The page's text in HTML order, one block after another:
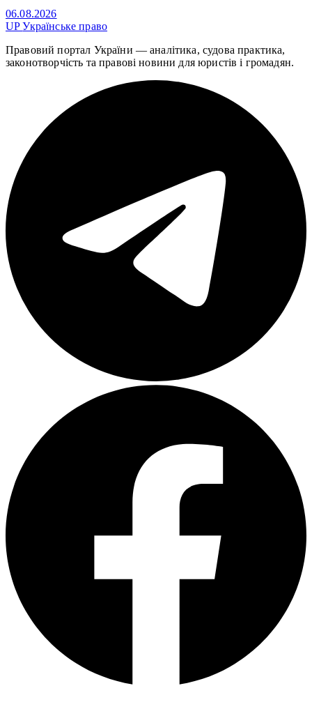
06.08.2026
UPУкраїнське право
Правовий портал України — аналітика, судова практика,
законотворчість та правові новини для юристів і громадян.